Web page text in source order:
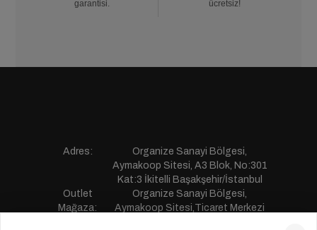
garantisi.
ücretsiz!
Adres:
Organize Sanayi Bölgesi,
Aymakoop Sitesi, A3 Blok, No:301
Kat:3 İkitelli Başakşehir/İstanbul
Outlet
Mağaza:
Organize Sanayi Bölgesi,
Aymakoop Sitesi,Ticaret Merkezi